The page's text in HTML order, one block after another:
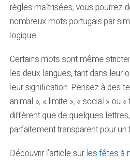
règles maîtrisées, vous pourrez
nombreux mots portugais par
logique.
Certains mots sont même
les deux langues, tant dans leur
leur signification. Pensez à des
animal », « limite », « social » ou «
diffèrent que de quelques
parfaitement transparent pour
Découvrir l’article surles fêtes à